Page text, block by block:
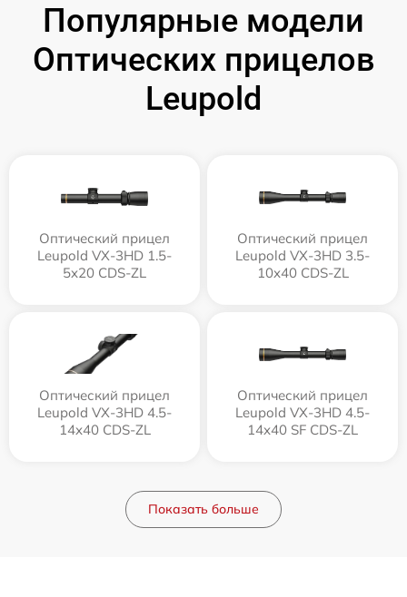
Популярные модели
Оптических прицелов
Leupold
Оптический прицел
Leupold VX-3HD 1.5-
5x20 CDS-ZL
Оптический прицел
Leupold VX-3HD 3.5-
10x40 CDS-ZL
Оптический прицел
Leupold VX-3HD 4.5-
14x40 CDS-ZL
Оптический прицел
Leupold VX-3HD 4.5-
14x40 SF CDS-ZL
Показать больше